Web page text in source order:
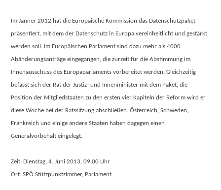
Im Jänner 2012 hat die Europäische Kommission das Datenschutzpaket
präsentiert, mit dem der Datenschutz in Europa vereinheitlicht und gestärkt
werden soll. Im Europäischen Parlament sind dazu mehr als 4000
Abänderungsanträge eingegangen, die zurzeit für die Abstimmung im
Innenausschuss des Europaparlaments vorbereitet werden. Gleichzeitig
befasst sich der Rat der Justiz- und Innenminister mit dem Paket, die
Position der Mitgliedstaaten zu den ersten vier Kapiteln der Reform wird er
diese Woche bei der Ratssitzung abschließen. Österreich, Schweden,
Frankreich und einige andere Staaten haben dagegen einen
Generalvorbehalt eingelegt.
Zeit: Dienstag, 4. Juni 2013, 09.00 Uhr
Ort: SPÖ Stützpunktzimmer, Parlament